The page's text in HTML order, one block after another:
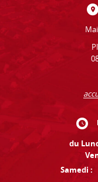
du
Samedi :